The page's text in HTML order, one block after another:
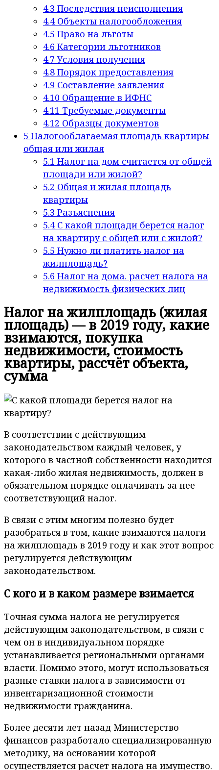
4.3 Последствия неисполнения
4.4Объекты налогообложения
4.5 Право на льготы
4.6 Категории льготников
4.7 Условия получения
4.8 Порядок предоставления
4.9 Составление заявления
4.10 Обращение в ИФНС
4.11 Требуемые документы
4.12 Образцы документов
5 Налогооблагаемая площадь квартиры
общая или жилая
5.1 Налог на дом считается от общей
площади или жилой?
5.2 Общая и жилая площадь
квартиры
5.3 Разъяснения
5.4С какой площади берется налог
на квартиру с общей или с жилой?
5.5 Нужно ли платить налог на
жилплощадь?
5.6 Налог на дома. расчет налога на
недвижимость физических лиц
Налог на жилплощадь (жилая
площадь) — в 2019 году, какие
взимаются, покупка
недвижимости, стоимость
квартиры, рассчёт объекта,
сумма
В соответствии с действующим
законодательством каждый человек, у
которого в частной собственности находится
какая-либо жилая недвижимость, должен в
обязательном порядке оплачивать за нее
соответствующий налог.
В связи с этим многим полезно будет
разобраться в том, какие взимаются налоги
на жилплощадь в 2019 году и как этот вопрос
регулируется действующим
законодательством.
С кого и в каком размере взимается
Точная сумма налога не регулируется
действующим законодательством, в связи с
чем он в индивидуальном порядке
устанавливается региональными органами
власти. Помимо этого, могут использоваться
разные ставки налога в зависимости от
инвентаризационной стоимости
недвижимости гражданина.
Более десяти лет назад Министерство
финансов разработало специализированную
методику, на основании которой
осуществляется расчет налога на имущество.